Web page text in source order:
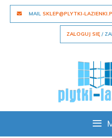
Skip
MAIL SKLEP@PLYTKI-
ZALOGUJ SIĘ /